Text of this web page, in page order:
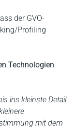
der GVO-
Profiling
Technologien
ins kleinste Detail
mit dem